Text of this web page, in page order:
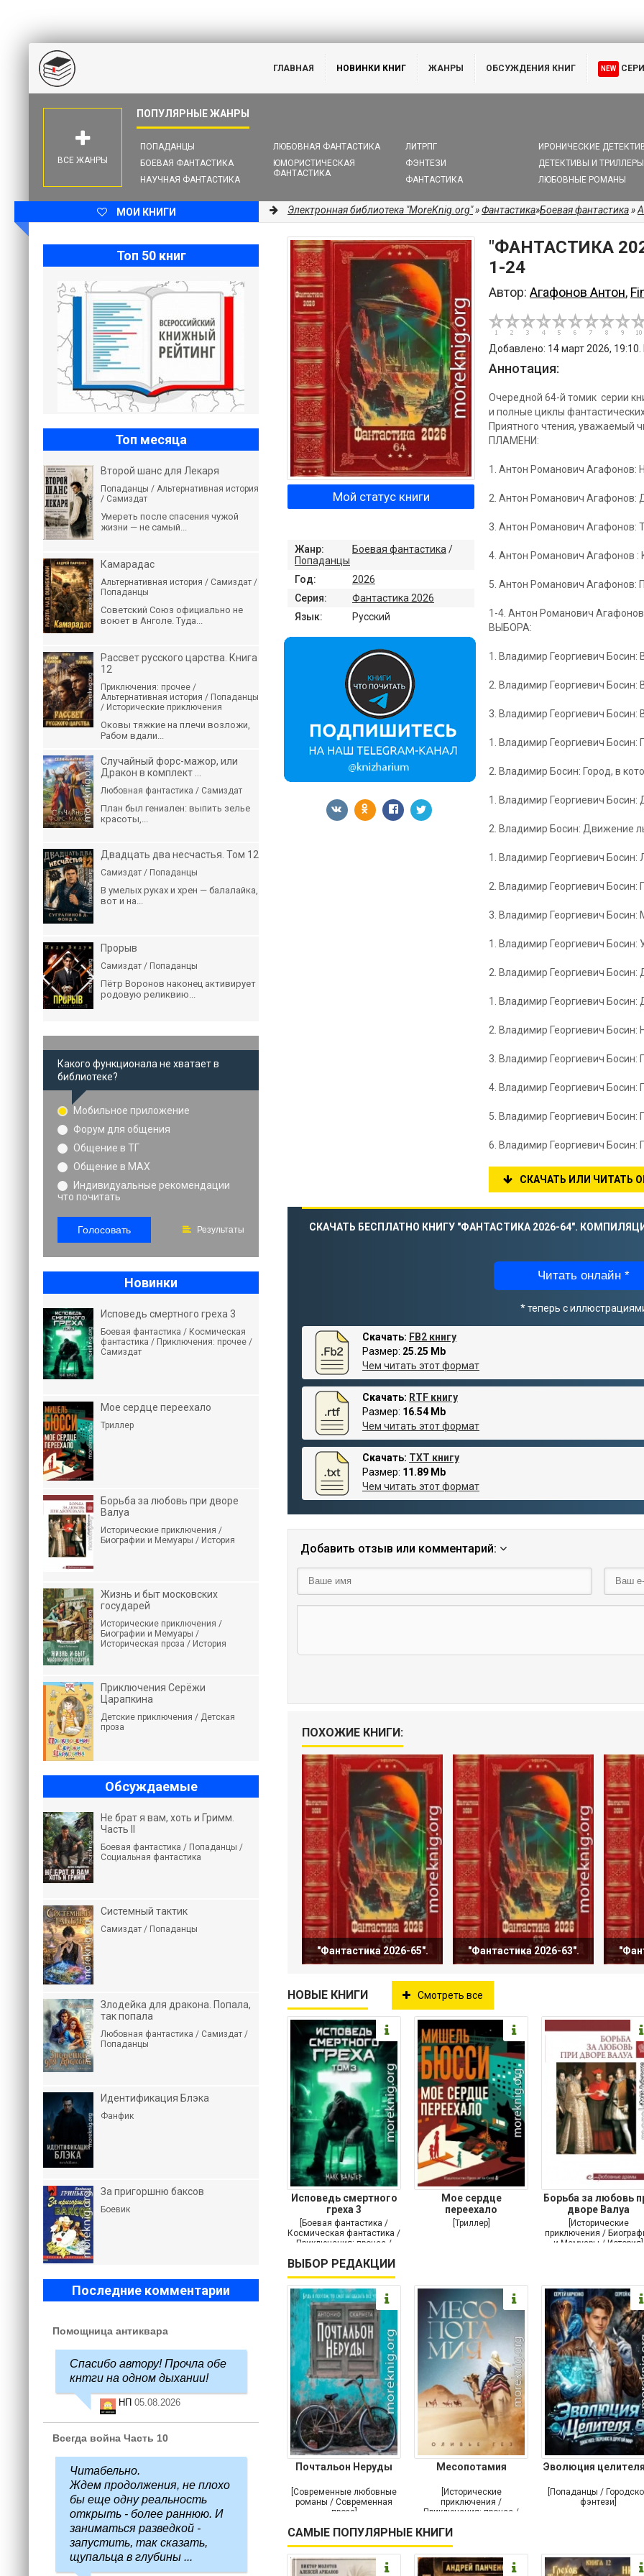
ГЛАВНАЯ НОВИНКИ КНИГ ЖАНРЫ ОБСУЖДЕНИЯ КНИГ NEW
ПОПАДАНЦЫ
БОЕВАЯ ФАНТАСТИКА
НАУЧНАЯ ФАНТАСТИКА
ЛЮБОВНАЯ ФАНТАСТИКА
ЮМОРИСТИЧЕСКАЯ
ФАНТАСТИКА
ЛИТРПГ
ФЭНТЕЗИ
ФАНТАСТИКА
ИРОНИЧЕСКИЕ
ДЕТЕКТИВЫ И ТРИЛЛЕРЫ
ЛЮБОВНЫЕ РОМАНЫ
ВСЕ ЖАНРЫ
МОИ КНИГИ Электронная библиотека "MoreKnig.org"»Фантастика»Боевая фантастика»
"ФАНТАСТИКА
1-24
Автор: Агафонов Антон,
Добавлено: 14 март 2026,
Аннотация:
Очередной 64-й томик серии
и полные циклы
Приятного чтения,
ПЛАМЕНИ:
1. Антон Романович Агафонов:
2. Антон Романович Агафонов:
3. Антон Романович Агафонов:
4. Антон Романович Агафонов :
5. Антон Романович
1-4. Антон Романович
ВЫБОРА:
1. Владимир Георгиевич Босин:
2. Владимир Георгиевич Босин:
3. Владимир Георгиевич
1. Владимир Георгиевич Босин:
2. Владимир Босин: Город, в
1. Владимир Георгиевич
2. Владимир Босин: Движение
1. Владимир Георгиевич Босин:
2. Владимир Георгиевич Босин:
3. Владимир Георгиевич
1. Владимир Георгиевич Босин:
2. Владимир Георгиевич
1. Владимир Георгиевич Босин:
2. Владимир Георгиевич Босин:
3. Владимир Георгиевич Босин:
4. Владимир Георгиевич Босин:
5. Владимир Георгиевич Босин:
6. Владимир
СКАЧАТЬ ИЛИ ЧИТАТЬ
Мой статус книги
Жанр: Боевая фантастика /
Попаданцы
Год:
2026
Серия:
Фантастика 2026
Язык:
Русский
СКАЧАТЬ БЕСПЛАТНО КНИГУ "ФАНТАСТИКА 2026-64".
Читать онлайн *
* теперь с
Скачать: FB2 книгу
Размер: 25.25 Mb
Чем читать этот формат
Скачать: RTF книгу
Размер: 16.54 Mb
Чем читать этот формат
Скачать: TXT книгу
Размер: 11.89 Mb
Чем читать этот формат
Добавить отзыв или комментарий:
ПОХОЖИЕ КНИГИ:
"Фантастика 2026-65". "Фантастика 2026-63".
НОВЫЕ КНИГИ Смотреть все
Исповедь смертного
греха 3
[Боевая фантастика /
Космическая фантастика /
Приключения: прочее /
Мое сердце
переехало
[Триллер]
Борьба за любовь
дворе Валуа
[Исторические
приключения /
и Мемуары / История]
ВЫБОР РЕДАКЦИИ
Почтальон Неруды
[Современные любовные
романы / Современная
проза]
Месопотамия
[Исторические
приключения /
Приключения: прочее /
Историческая проза]
Эволюция
[Попаданцы /
фэнтези]
САМЫЕ ПОПУЛЯРНЫЕ КНИГИ
Топ 50 книг
Топ месяца
Второй шанс для Лекаря
Попаданцы / Альтернативная история
/ Самиздат
Умереть после спасения чужой
жизни — не самый...
Камарадас
Альтернативная история / Самиздат /
Попаданцы
Советский Союз официально не
воюет в Анголе. Туда...
Рассвет русского царства. Книга
12
Приключения: прочее /
Альтернативная история / Попаданцы
/ Исторические приключения
Оковы тяжкие на плечи возложи,
Рабом вдали...
Случайный форс-мажор, или
Дракон в комплект ...
Любовная фантастика / Самиздат
План был гениален: выпить зелье
красоты,...
Двадцать два несчастья. Том 12
Самиздат / Попаданцы
В умелых руках и хрен — балалайка,
вот и на...
Прорыв
Самиздат / Попаданцы
Пётр Воронов наконец активирует
родовую реликвию...
Какого функционала не хватает в
библиотеке?
Мобильное приложение
Форум для общения
Общение в ТГ
Общение в MAX
Индивидуальные рекомендации
что почитать
Голосовать Результаты
Новинки
Исповедь смертного греха 3
Боевая фантастика / Космическая
фантастика / Приключения: прочее /
Самиздат
Мое сердце переехало
Триллер
Борьба за любовь при дворе
Валуа
Исторические приключения /
Биографии и Мемуары / История
Жизнь и быт московских
государей
Исторические приключения /
Биографии и Мемуары /
Историческая проза / История
Приключения Серёжи
Царапкина
Детские приключения / Детская
проза
Обсуждаемые
Не брат я вам, хоть и Гримм.
Часть II
Боевая фантастика / Попаданцы /
Социальная фантастика
Системный тактик
Самиздат / Попаданцы
Злодейка для дракона. Попала,
так попала
Любовная фантастика / Самиздат /
Попаданцы
Идентификация Блэка
Фанфик
За пригоршню баксов
Боевик
Последние комментарии
Помощница антиквара
Спасибо автору! Прочла обе
кнтги на одном дыхании!
НП 05.08.2026
Всегда война Часть 10
Читабельно.
Ждем продолжения, не плохо
бы еще одну реальность
открыть - более раннюю. И
заниматься разведкой -
запустить, так сказать,
щупальца в глубины ...